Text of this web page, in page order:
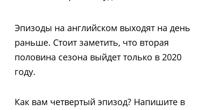
Эпизоды на английском выходят на день
раньше. Стоит заметить, что вторая
половина сезона выйдет только в 2020
году.
Как вам четвертый эпизод? Напишите в